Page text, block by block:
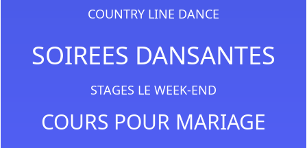
COUNTRY LINE DANCE
SOIREES DANSANTES
STAGES LE WEEK-END
COURS POUR MARIAGE